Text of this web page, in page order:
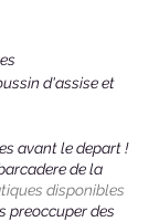
d'assise et
avant le depart !
de la
disponibles
preoccuper des